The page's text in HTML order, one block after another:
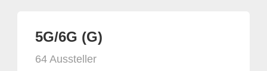
5G/6G (G)
64 Aussteller